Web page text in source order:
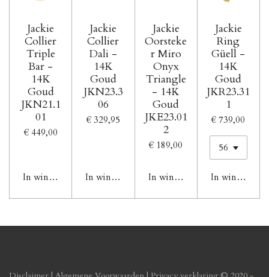
Jackie
Collier
Triple
Bar -
14K
Goud
JKN21.1
01
€ 449,00
In winkelwagen
Jackie
Collier
Dali -
14K
Goud
JKN23.3
06
€ 329,95
In winkelwagen
Jackie
Oorsteke
r Miro
Onyx
Triangle
- 14K
Goud
JKE23.01
2
€ 189,00
In winkelwagen
Jackie
Ring
Güell -
14K
Goud
JKR23.31
1
€ 739,00
In